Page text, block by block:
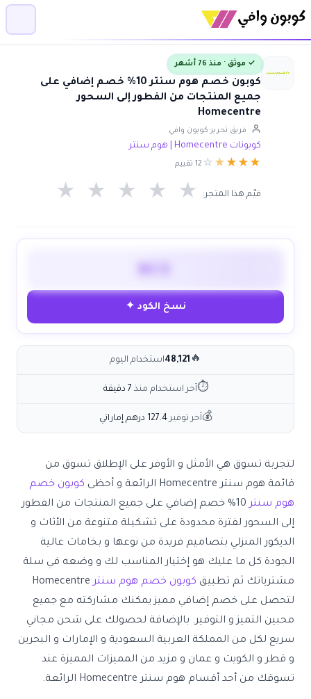
✓ موثق · منذ 76 أشهر
كوبون خصم هوم سنتر 10% خصم إضافي على
جميع المنتجات من الفطور إلى السحور
Homecentre
فريق تحرير كوبون وافي
كوبونات Homecentre | هوم سنتر
★
★
★
★
☆ 12 تقييم
قيّم هذا المتجر: ★ ★ ★ ★ ★
نسخ الكود ✦
🔥
48,121استخدام اليوم
⏱آخر استخدام منذ 7 دقيقة
💰آخر توفير127.4 درهم إماراتي
لتجربة تسوق هي الأمثل و الأوفر على الإطلاق تسوق من
قائمة هوم سنتر Homecentre الرائعة و أحظى كوبون خصم
هوم سنتر
10% خصم إضافي على جميع المنتجات من الفطور
إلى السحور لفترة محدودة على تشكيلة متنوعة من الأثاث و
الديكور المنزلي بتصاميم فريدة من نوعها و بخامات عالية
الجودة كل ما عليك هو إختيار المناسب لك و وضعه في سلة
مشترياتك ثم تطبيق كوبون خصم هوم سنتر Homecentre
لتحصل على خصم إضافي مميز يمكنك مشاركته مع جميع
محبين التميز و التوفير. بالإضافة لحصولك على شحن مجاني
سريع لكل من المملكة العربية السعودية و الإمارات و البحرين
و قطرو الكويت و عمان و مزيد من المميزات المميزة عند
تسوقك من أحد أقسام هوم سنتر Homecentre الرائعة.